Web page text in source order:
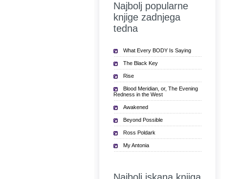
Najbolj popularne
knjige zadnjega
tedna
What Every BODY Is Saying
The Black Key
Rise
Blood Meridian, or, The Evening
Redness in the West
Awakened
Beyond Possible
Ross Poldark
My Antonia